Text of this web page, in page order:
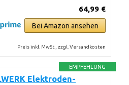
64,99 €
Bei Amazon ansehen
Preis inkl. MwSt., zzgl. Versandkosten
EMPFEHLUNG
Elektroden-